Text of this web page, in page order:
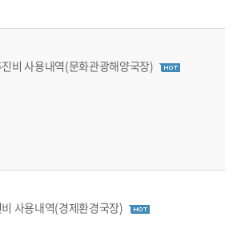
비 사용내역(문화관광해양국장)
사용내역(경제환경국장)